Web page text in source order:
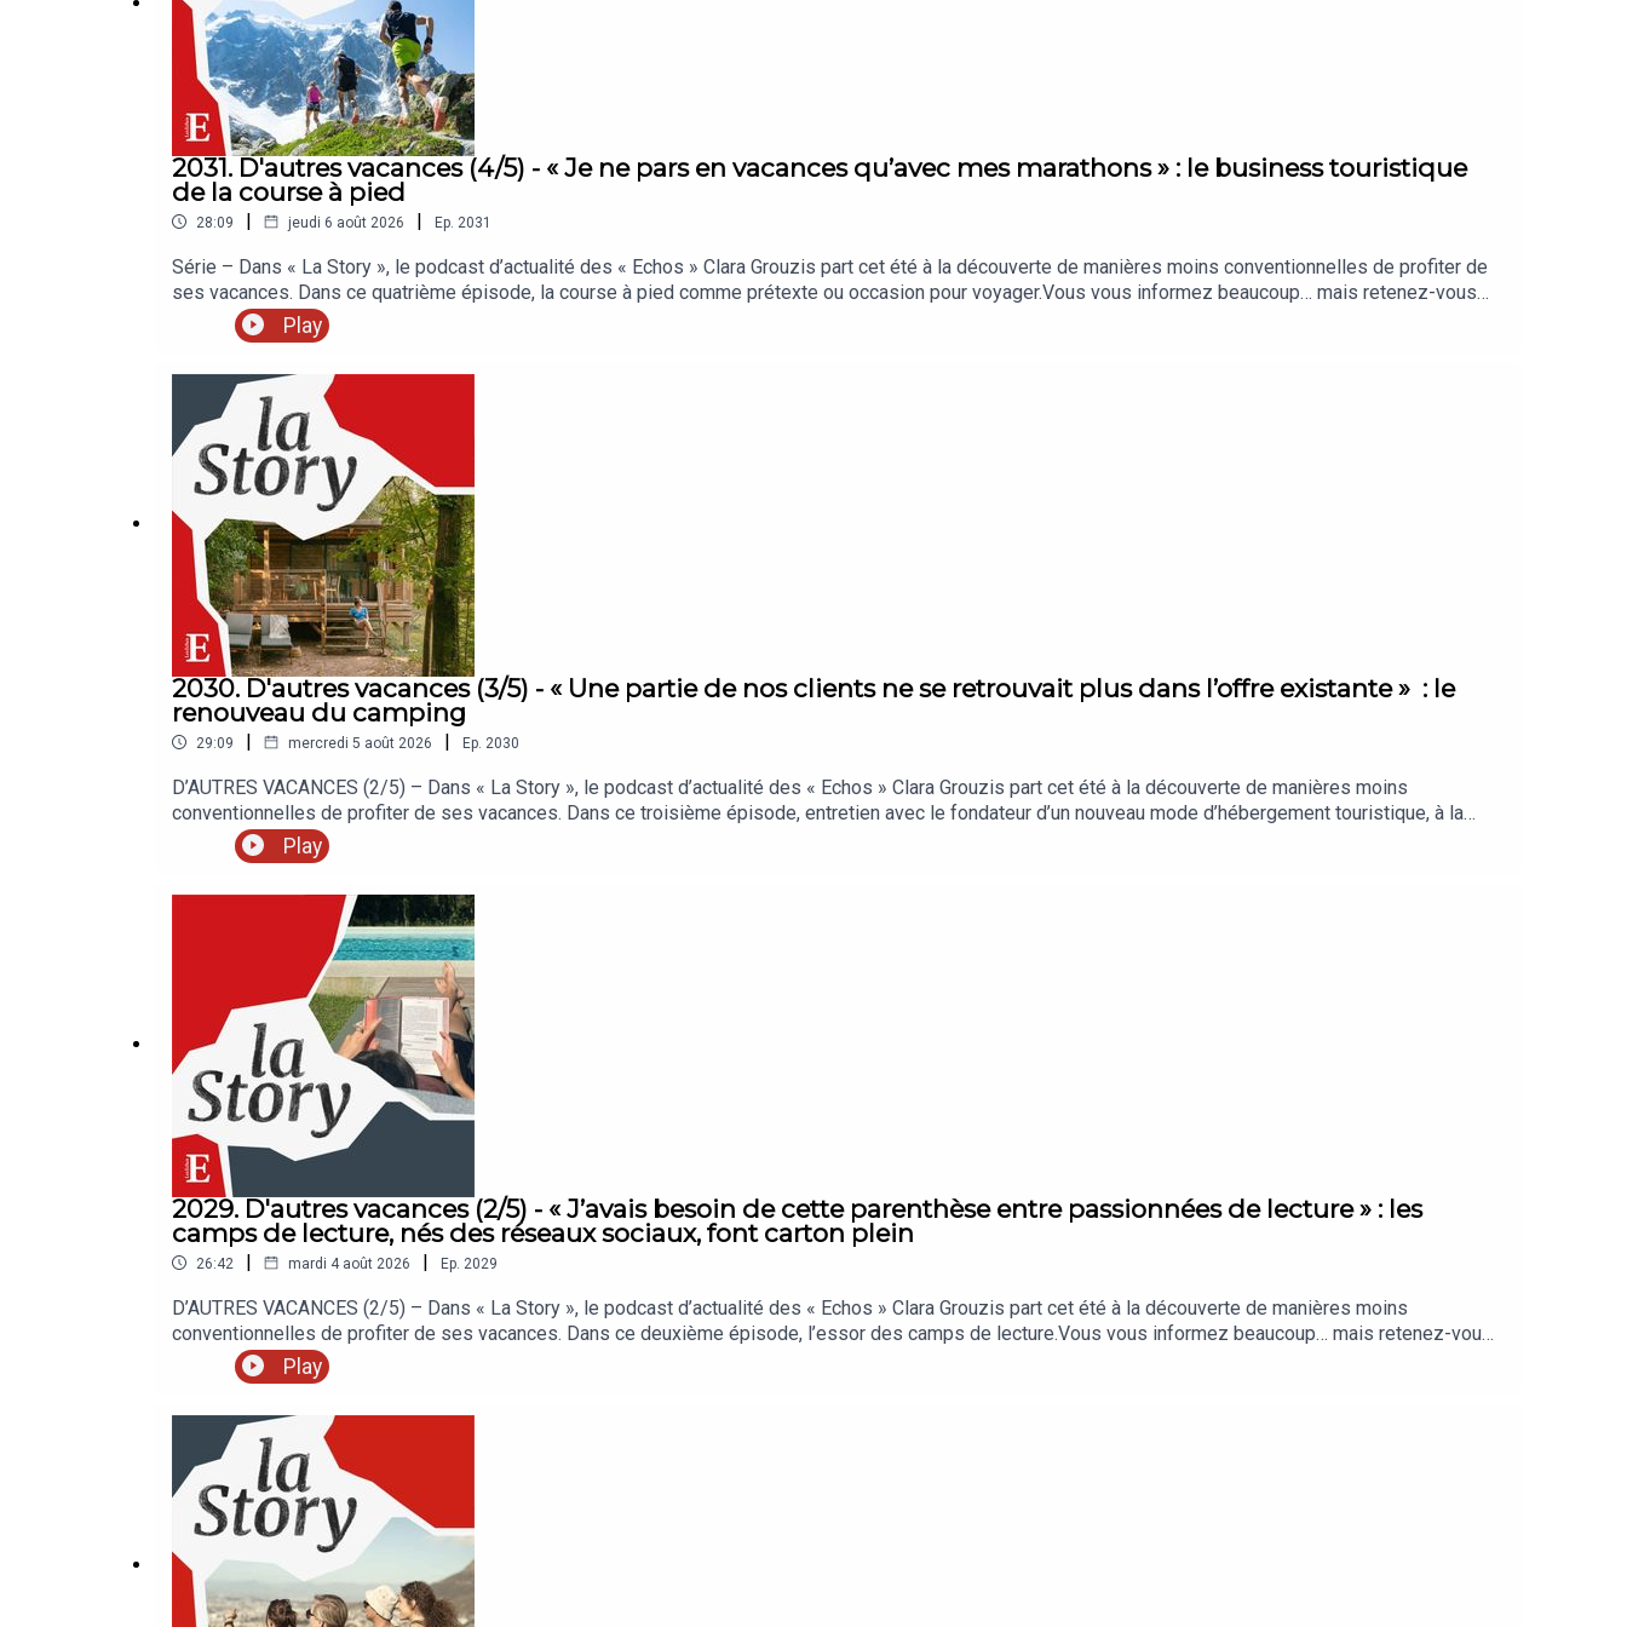
2031. D'autres vacances (4/5) - « Je ne pars en vacances qu’avec mes marathons » : le business touristique
de la course à pied
28:09 | jeudi 6 août 2026 | Ep. 2031
Série – Dans « La Story », le podcast d’actualité des « Echos » Clara Grouzis part cet été à la découverte de manières moins conventionnelles de profiter de
ses vacances. Dans ce quatrième épisode, la course à pied comme prétexte ou occasion pour voyager.Vous vous informez beaucoup… mais retenez-vous
vraiment l’essentiel ? La Sélection des Echos, c’est chaque jour les analyses et décryptages qui comptent vraiment, sélectionnés par notre rédaction.
Retrouvez nos meilleures offres réservées à nos auditeurs.« La Story » est un podcast des « Echos » présenté par Clara Grouzis. Cet épisode a été
Réalisation : Nicolas Jean. Chargée de production et d’édition : Clara Grouzis. Musique : Théo Boulenger. Identité graphique : Upian. Photo : Shutterstock. Sons
: Ville d’Agde, Journal L’Agathois, extrait du film « Forrest Gump ».
Play
2030. D'autres vacances (3/5) - « Une partie de nos clients ne se retrouvait plus dans l’offre existante » : le
renouveau du camping
29:09 | mercredi 5 août 2026 | Ep. 2030
D’AUTRES VACANCES (2/5) – Dans « La Story », le podcast d’actualité des « Echos » Clara Grouzis part cet été à la découverte de manières moins
conventionnelles de profiter de ses vacances. Dans ce troisième épisode, entretien avec le fondateur d’un nouveau mode d’hébergement touristique, à la
croisée du camping et de l’hôtel étoilé, au milieu des arbres.Vous vous informez beaucoup… mais retenez-vous vraiment l’essentiel ? La Sélection des
Echos, c’est chaque jour les analyses et décryptages qui comptent vraiment, sélectionnés par notre rédaction. Retrouvez nos meilleures offres réservées à
Clémence Lemaistre. Invité : Baptiste Bonnichon (cofondateur d’Inspire Villages). Réalisation : Nicolas Jean. Chargée de production et d’édition : Clara
Grouzis. Musique : Théo Boulenger. Identité graphique : Upian. Photo : Signature June. Sons : France TV, RTL.
Play
2029. D'autres vacances (2/5) - « J’avais besoin de cette parenthèse entre passionnées de lecture » : les
camps de lecture, nés des réseaux sociaux, font carton plein
26:42 | mardi 4 août 2026 | Ep. 2029
D’AUTRES VACANCES (2/5) – Dans « La Story », le podcast d’actualité des « Echos » Clara Grouzis part cet été à la découverte de manières moins
conventionnelles de profiter de ses vacances. Dans ce deuxième épisode, l’essor des camps de lecture.Vous vous informez beaucoup… mais retenez-vous
vraiment l’essentiel ? La Sélection des Echos, c’est chaque jour les analyses et décryptages qui comptent vraiment, sélectionnés par notre rédaction.
Retrouvez nos meilleures offres réservées à nos auditeurs.« La Story » est un podcast des « Echos » présenté par Clara Grouzis. Cet épisode a été
Mathilde Dutrieux. Réalisation : Nicolas Jean. Chargée de production et d’édition : Clara Grouzis. Musique : Théo Boulenger. Identité graphique : Upian. Photo :
The Bookmates.
Play